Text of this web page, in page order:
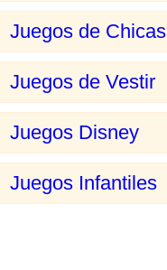
Juegos de Chicas
Juegos de Vestir
Juegos Disney
Juegos Infantiles